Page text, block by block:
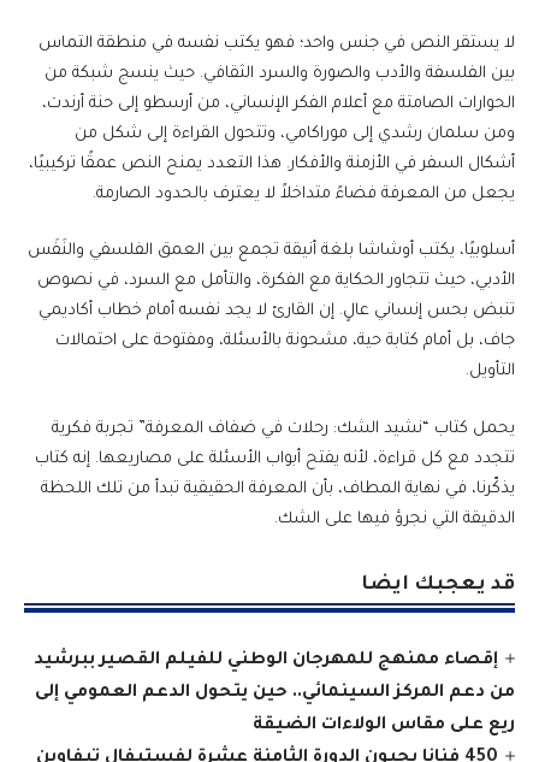
لا يستقر النص في جنس واحد؛ فهو يكتب نفسه في منطقة التماس
بين الفلسفة والأدب والصورة والسرد الثقافي. حيث ينسج شبكة من
الحوارات الصامتة مع أعلام الفكر الإنساني، من أرسطو إلى حنة أرندت،
ومن سلمان رشدي إلى موراكامي، وتتحول القراءة إلى شكل من
أشكال السفر في الأزمنة والأفكار. هذا التعدد يمنح النص عمقًا تركيبيًا،
يجعل من المعرفة فضاءً متداخلاً لا يعترف بالحدود الصارمة.
أسلوبيًا، يكتب أوشاشا بلغة أنيقة تجمع بين العمق الفلسفي والنَفَس
الأدبي، حيث تتجاور الحكاية مع الفكرة، والتأمل مع السرد، في نصوص
تنبض بحس إنساني عالٍ. إن القارئ لا يجد نفسه أمام خطاب أكاديمي
جاف، بل أمام كتابة حية، مشحونة بالأسئلة، ومفتوحة على احتمالات
التأويل.
يحمل كتاب “نشيد الشك: رحلات في ضفاف المعرفة” تجربة فكرية
تتجدد مع كل قراءة، لأنه يفتح أبواب الأسئلة على مصاريعها. إنه كتاب
يذكّرنا، في نهاية المطاف، بأن المعرفة الحقيقية تبدأ من تلك اللحظة
الدقيقة التي نجرؤ فيها على الشك.
قد يعجبك ايضا
إقصاء ممنهج للمهرجان الوطني للفيلم القصير ببرشيد
من دعم المركز السينمائي.. حين يتحول الدعم العمومي إلى
ريع على مقاس الولاءات الضيقة